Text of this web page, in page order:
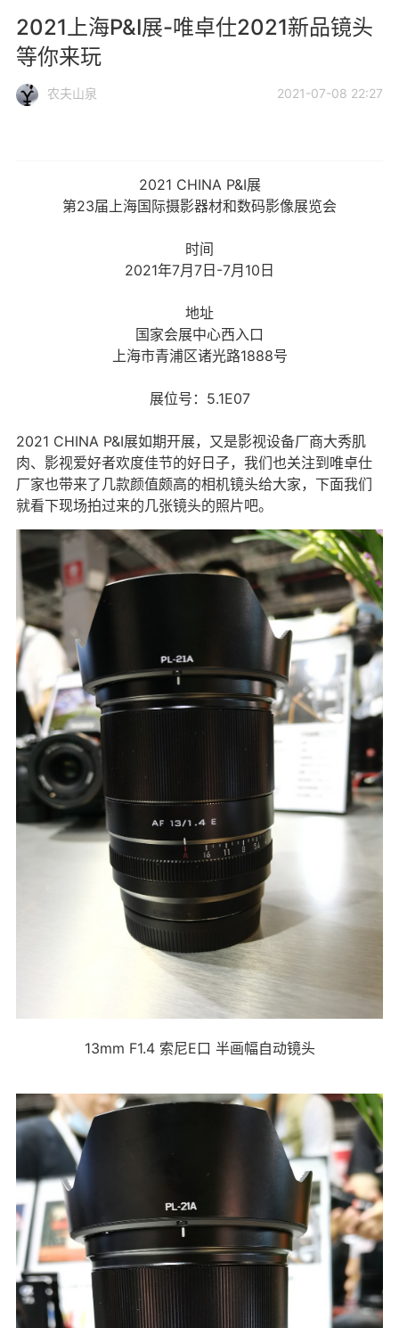
2021上海P&I展-唯卓仕2021新品镜头
等你来玩
农夫山泉 2021-07-08 22:27
2021 CHINA P&I展
第23届上海国际摄影器材和数码影像展览会
时间
2021年7月7日-7月10日
地址
国家会展中心西入口
上海市青浦区诸光路1888号
展位号：5.1E07
2021 CHINA P&I展如期开展，又是影视设备厂商大秀肌
肉、影视爱好者欢度佳节的好日子，我们也关注到唯卓仕
厂家也带来了几款颜值颇高的相机镜头给大家，下面我们
就看下现场拍过来的几张镜头的照片吧。
13mm F1.4 索尼E口 半画幅自动镜头